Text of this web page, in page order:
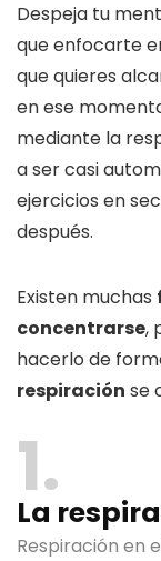
Despeja tu
que enfocarte
que quieres
en ese
mediante la
a ser casi
ejercicios en
después.
Existen muchas
concentrarse,
hacerlo de
respiración se
1
La
Respiración en